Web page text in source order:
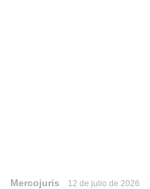
Mercojuris 12 de julio de 2026